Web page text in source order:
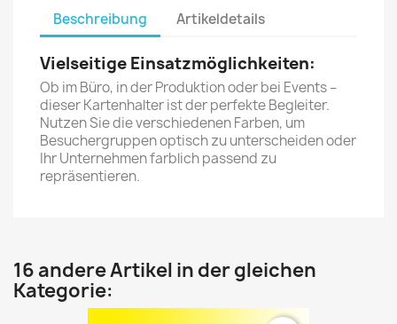
Beschreibung Artikeldetails
Vielseitige Einsatzmöglichkeiten:
Ob im Büro, in der Produktion oder bei Events –
dieser Kartenhalter ist der perfekte Begleiter.
Nutzen Sie die verschiedenen Farben, um
Besuchergruppen optisch zu unterscheiden oder
Ihr Unternehmen farblich passend zu
repräsentieren.
16 andere Artikel in der gleichen
Kategorie: